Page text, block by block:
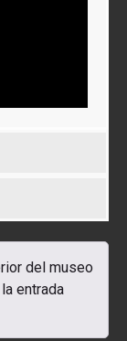
del museo
entrada